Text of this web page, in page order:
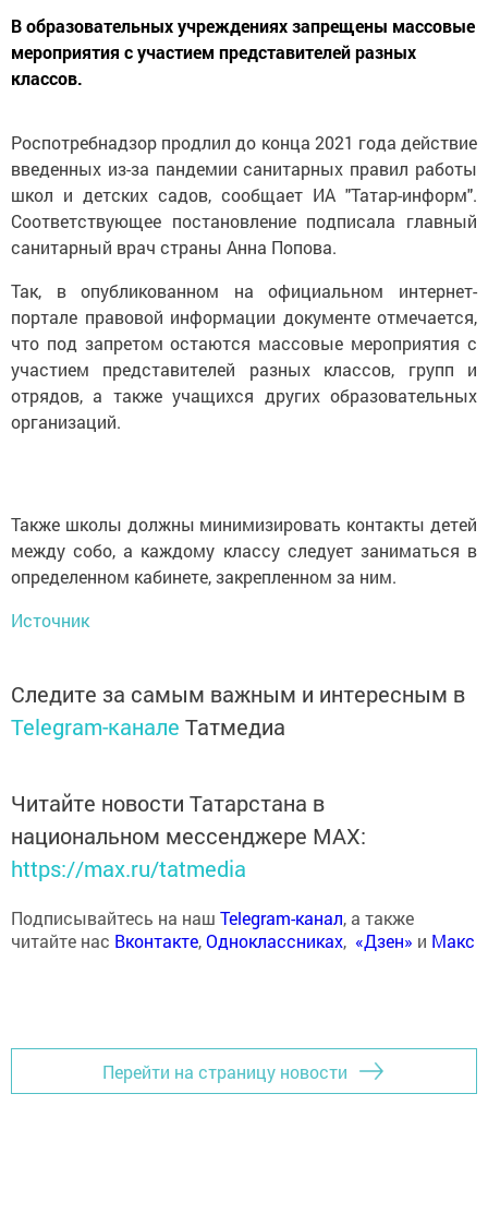
В образовательных учреждениях запрещены массовые
мероприятия с участием представителей разных
классов.
Роспотребнадзор продлил до конца 2021 года действие
введенных из-за пандемии санитарных правил работы
школ и детских садов, сообщает ИА "Татар-информ".
Соответствующее постановление подписала главный
санитарный врач страны Анна Попова.
Так, в опубликованном на официальном интернет-
портале правовой информации документе отмечается,
что под запретом остаются массовые мероприятия с
участием представителей разных классов, групп и
отрядов, а также учащихся других образовательных
организаций.
Также школы должны минимизировать контакты детей
между собо, а каждому классу следует заниматься в
определенном кабинете, закрепленном за ним.
Источник
Следите за самым важным и интересным в
Telegram-канале Татмедиа
Читайте новости Татарстана в
национальном мессенджере MАХ:
https://max.ru/tatmedia
Подписывайтесь на наш Telegram-канал, а также
читайте нас Вконтакте,Одноклассниках, «Дзен» и Макс
Перейти на страницу новости